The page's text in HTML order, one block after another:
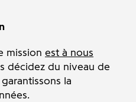
mission est à nous
décidez du niveau de
la